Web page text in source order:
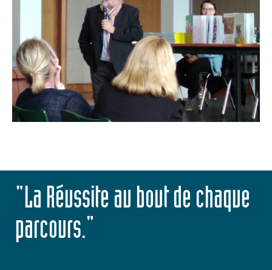
"La Réussite au bout de chaque
parcours."